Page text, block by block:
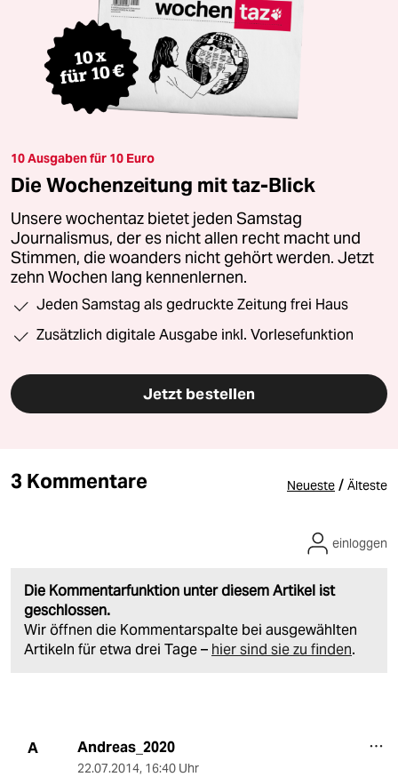
10 Ausgaben für 10 Euro
Die Wochenzeitung mit taz-Blick
Unsere wochentaz bietet jeden Samstag
Journalismus, der es nicht allen recht macht und
Stimmen, die woanders nicht gehört werden. Jetzt
zehn Wochen lang kennenlernen.
Jeden Samstag als gedruckte Zeitung frei Haus
Zusätzlich digitale Ausgabe inkl. Vorlesefunktion
Jetzt bestellen
3 Kommentare Neueste / Älteste
Die Kommentarfunktion unter diesem Artikel ist
geschlossen.
Wir öffnen die Kommentarspalte bei ausgewählten
Artikeln für etwa drei Tage – hier sind sie zu finden.
einloggen
A Andreas_2020
22.07.2014, 16:40 Uhr